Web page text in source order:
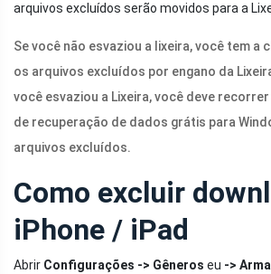
arquivos excluídos serão movidos para a
Se você não esvaziou a lixeira, você tem a
os arquivos excluídos por engano da
você esvaziou a Lixeira, você deve
de recuperação de dados grátis para
arquivos excluídos.
Como excluir
iPhone / iPad
Abrir Configurações -> Gêneros eu ->